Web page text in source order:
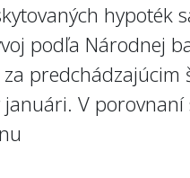
hypoték
podľa Národnej
V